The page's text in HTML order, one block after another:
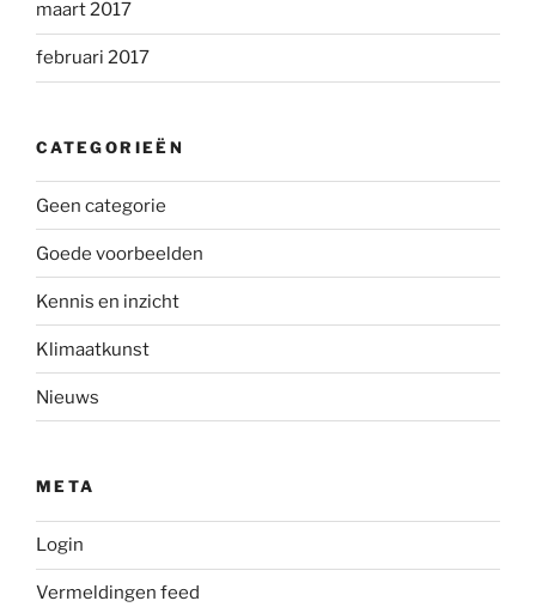
maart 2017
februari 2017
CATEGORIEËN
Geen categorie
Goede voorbeelden
Kennis en inzicht
Klimaatkunst
Nieuws
META
Login
Vermeldingen feed